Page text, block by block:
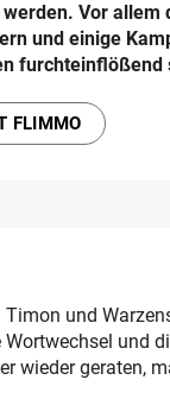
Vor allem
und einige
furchteinflößend
FLIMMO
und
und
wieder geraten,